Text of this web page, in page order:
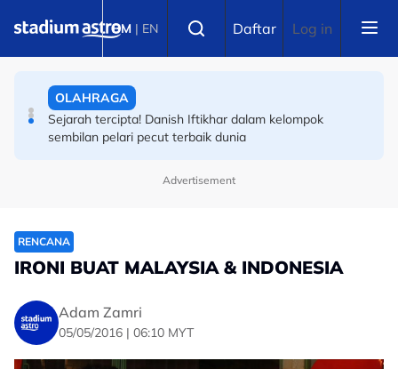
BM | EN Daftar Log in
OLAHRAGA
Sejarah tercipta! Danish Iftikhar dalam kelompok
BERITA SUKAN AM
Buku diplomasi sukan dunia bincang status Sukan
Advertisement
RENCANA
IRONI BUAT MALAYSIA & INDONESIA
Adam Zamri
05/05/2016 | 06:10 MYT